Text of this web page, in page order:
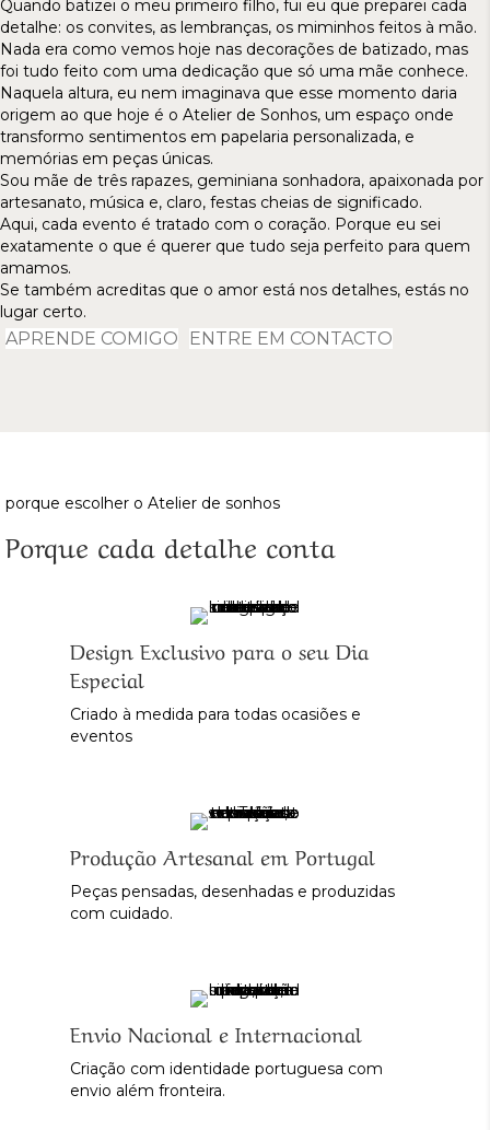
Quando batizei o meu primeiro filho, fui eu que preparei cada
detalhe: os convites, as lembranças, os miminhos feitos à mão.
Nada era como vemos hoje nas decorações de batizado, mas
foi tudo feito com uma dedicação que só uma mãe conhece.
Naquela altura, eu nem imaginava que esse momento daria
origem ao que hoje é o Atelier de Sonhos, um espaço onde
transformo sentimentos em papelaria personalizada, e
memórias em peças únicas.
Sou mãe de três rapazes, geminiana sonhadora, apaixonada por
artesanato, música e, claro, festas cheias de significado.
Aqui, cada evento é tratado com o coração. Porque eu sei
exatamente o que é querer que tudo seja perfeito para quem
amamos.
Se também acreditas que o amor está nos detalhes, estás no
lugar certo.
APRENDE COMIGO ENTRE EM CONTACTO
porque escolher o Atelier de sonhos
Porque cada detalhe conta
Design Exclusivo para o seu Dia
Especial
Criado à medida para todas ocasiões e
eventos
Produção Artesanal em Portugal
Peças pensadas, desenhadas e produzidas
com cuidado.
Envio Nacional e Internacional
Criação com identidade portuguesa com
envio além fronteira.